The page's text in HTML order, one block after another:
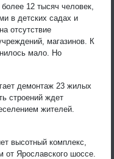
12 тысяч человек,
в детских садах и
отсутствие
магазинов. К
мало. Но
демонтаж 23 жилых
строений ждет
жителей.
высотный комплекс,
Ярославского шоссе.